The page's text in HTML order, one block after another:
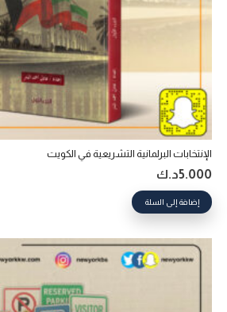
الإنتخابات البرلمانية التشريعية في الكويت
5.000د.ك
إضافة إلى السلة